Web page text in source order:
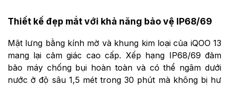
Thiết kế đẹp mắt với khả năng bảo vệ IP68/69
Mặt lưng bằng kính mờ và khung kim loại của iQOO 13
mang lại cảm giác cao cấp. Xếp hạng IP68/69 đảm
bảo máy chống bụi hoàn toàn và có thể ngâm dưới
nước ở độ sâu 1,5 mét trong 30 phút mà không bị hư